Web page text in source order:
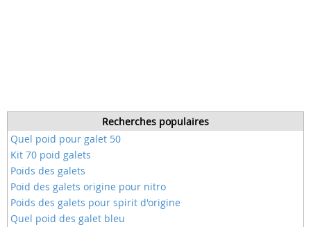
Recherches populaires
Quel poid pour galet 50
Kit 70 poid galets
Poids des galets
Poid des galets origine pour nitro
Poids des galets pour spirit d'origine
Quel poid des galet bleu